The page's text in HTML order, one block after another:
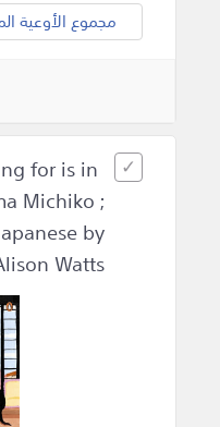
مجموع الأوعية
for is in
Michiko ;
by
Watts.